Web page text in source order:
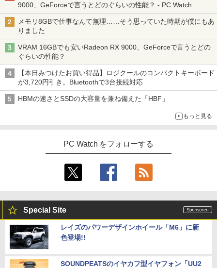
9000、GeForceで言うとどのぐらいの性能？ - PC Watch
メモリ8GBで仕事なんて無理……そう思っていた時期が僕にもあ
りました
VRAM 16GBでも安いRadeon RX 9000、GeForceで言うとどの
ぐらいの性能？
【本日みつけたお買い得品】ロジクールのコンパクトキーボード
が3,720円引き。Bluetoothで3台接続対応
HBMの速さとSSDの大容量を兼ね備えた「HBF」
もっと見る
PC Watch をフォローする
Special Site
レイズのパワーデザインホイール「M6」に新
色登場!!
SOUNDPEATSのイヤカフ型イヤフォン「UU2